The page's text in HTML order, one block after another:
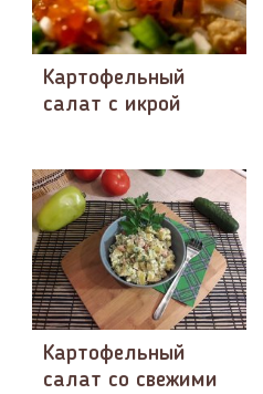
Картофельный
салат с икрой
Картофельный
салат со свежими